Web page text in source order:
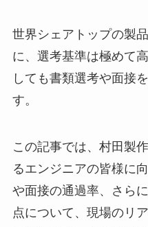
世界シェアトップの製
に、選考基準は極めて
しても書類選考や面接
す。
この記事では、村田製
るエンジニアの皆様に
や面接の通過率、さら
点について、現場のリ